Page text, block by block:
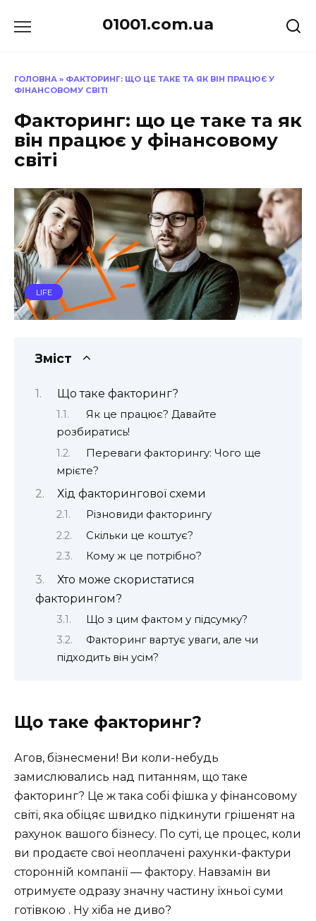
до
01001.com.ua
ГОЛОВНА » ФАКТОРИНГ: ЩО ЦЕ ТАКЕ ТА ЯК ВІН ПРАЦЮЄ У
ФІНАНСОВОМУ СВІТІ
Факторинг: що це таке та як
він працює у фінансовому
світі
LIFE
Зміст
Що таке факторинг?
Як це працює? Давайте
розбиратись!
Переваги факторингу: Чого ще
мрієте?
Хід факторингової схеми
Різновиди факторингу
Скільки це коштує?
Кому ж це потрібно?
Хто може скористатися
факторингом?
Що з цим фактом у підсумку?
Факторинг вартує уваги, але чи
підходить він усім?
Що таке факторинг?
Агов, бізнесмени! Ви коли-небудь
замислювались над питанням, що таке
факторинг? Це ж така собі фішка у фінансовому
світі, яка обіцяє швидко підкинути грішенят на
рахунок вашого бізнесу. По суті, це процес, коли
ви продаєте свої неоплачені рахунки-фактури
сторонній компанії — фактору. Навзамін ви
отримуєте одразу значну частину їхньої суми
готівкою . Ну хіба не диво?